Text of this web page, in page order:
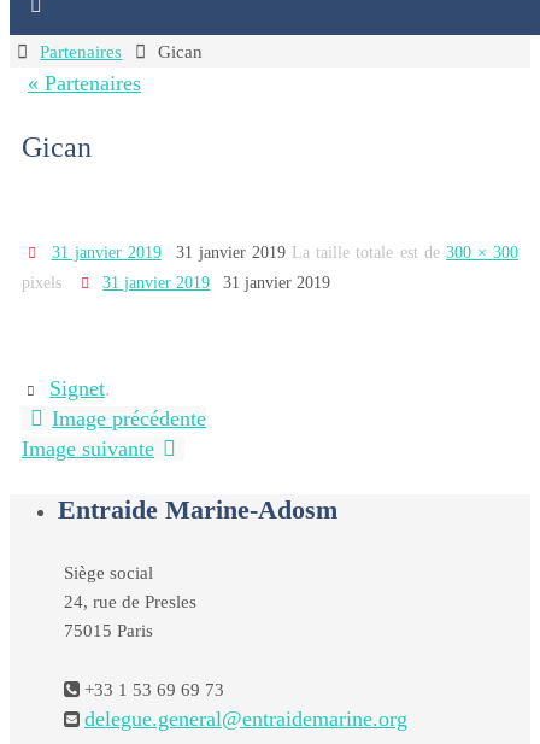
HomePartenaires Gican
« Partenaires
Gican
31 janvier 2019 31 janvier 2019 La taille totale est de 300 × 300
pixels
31 janvier 2019 31 janvier 2019
Signet.
Image précédente
Image suivante
Entraide Marine-Adosm
Siège social
24, rue de Presles
75015 Paris
+33 1 53 69 69 73
delegue.general@entraidemarine.org